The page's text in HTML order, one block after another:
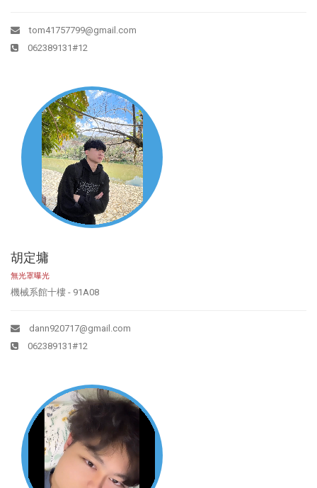
tom41757799@gmail.com
062389131#12
胡定墉
無光罩曝光
機械系館十樓 - 91A08
dann920717@gmail.com
062389131#12